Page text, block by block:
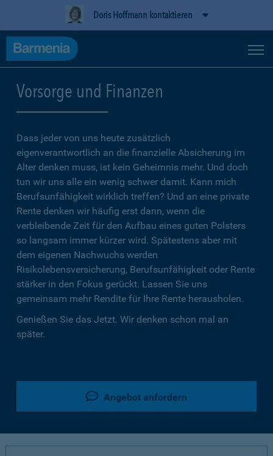
Doris Hoffmann kontaktieren
Vorsorge und Finanzen
Dass jeder von uns heute zusätzlich
eigenverantwortlich an die finanzielle Absicherung im
Alter denken muss, ist kein Geheimnis mehr. Und doch
tun wir uns alle ein wenig schwer damit. Kann mich
Berufsunfähigkeit wirklich treffen? Und an eine private
Rente denken wir häufig erst dann, wenn die
verbleibende Zeit für den Aufbau eines guten Polsters
so langsam immer kürzer wird. Spätestens aber mit
dem eigenen Nachwuchs werden
Risikolebensversicherung, Berufsunfähigkeit oder Rente
stärker in den Fokus gerückt. Lassen Sie uns
gemeinsam mehr Rendite für Ihre Rente herausholen.
Genießen Sie das Jetzt. Wir denken schon mal an
später.
Angebot anfordern